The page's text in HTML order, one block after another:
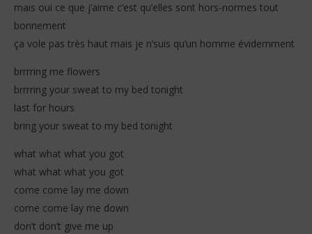
mais oui ce que j’aime c’est qu’elles sont hors-normes tout
bonnement
ça vole pas très haut mais je n’suis qu’un homme évidemment
brrrring me flowers
brrrring your sweat to my bed tonight
last for hours
bring your sweat to my bed tonight
what what what you got
what what what you got
come come lay me down
come come lay me down
don’t don’t give me up